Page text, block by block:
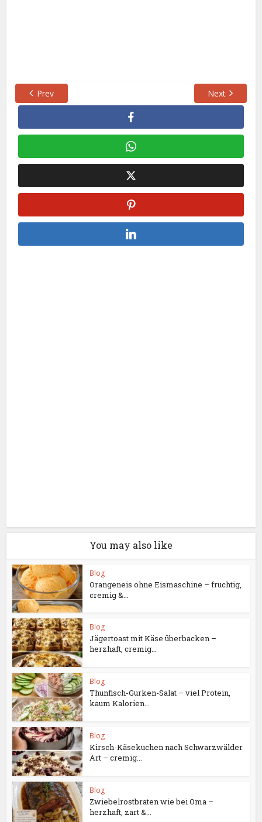
Prev Next
You may also like
Blog
Orangeneis ohne Eismaschine – fruchtig,
cremig &...
Blog
Jägertoast mit Käse überbacken –
herzhaft, cremig...
Blog
Thunfisch-Gurken-Salat – viel Protein,
kaum Kalorien...
Blog
Kirsch-Käsekuchen nach Schwarzwälder
Art – cremig...
Blog
Zwiebelrostbraten wie bei Oma –
herzhaft, zart &...